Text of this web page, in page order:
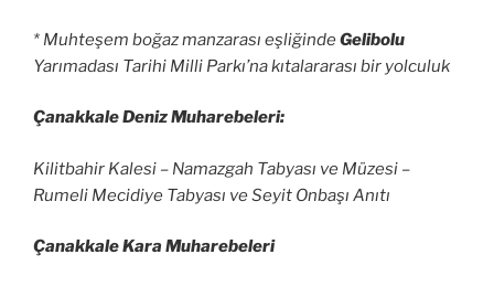
* Muhteşem boğaz manzarası eşliğindeGelibolu
Yarımadası Tarihi Milli Parkı’na kıtalararası bir yolculuk
Çanakkale Deniz Muharebeleri:
Kilitbahir Kalesi – Namazgah Tabyası ve Müzesi –
Rumeli Mecidiye Tabyası ve Seyit Onbaşı Anıtı
Çanakkale Kara Muharebeleri